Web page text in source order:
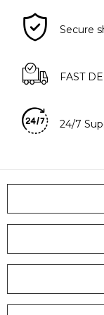
Secure
FAST
24/7